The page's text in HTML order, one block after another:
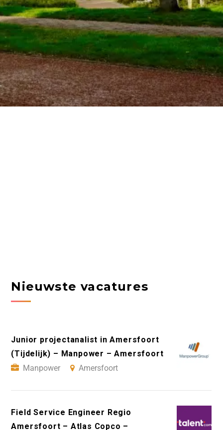
Nieuwste vacatures
Junior projectanalist in Amersfoort
(Tijdelijk) – Manpower – Amersfoort
Manpower
Amersfoort
Field Service Engineer Regio
Amersfoort – Atlas Copco –